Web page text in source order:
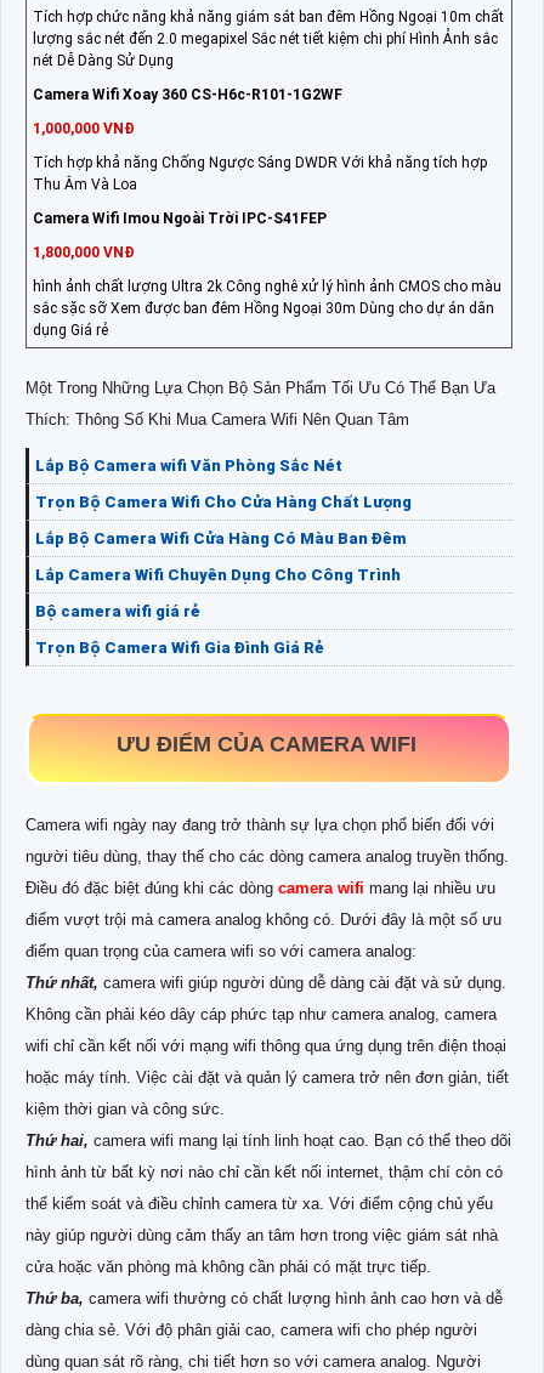
Tích hợp chức năng khả năng giám sát ban đêm Hồng Ngoại 10m chất
lượng sắc nét đến 2.0 megapixel Sắc nét tiết kiệm chi phí Hình Ảnh sắc
nét Dễ Dàng Sử Dụng
Camera Wifi Xoay 360 CS-H6c-R101-1G2WF
1,000,000 VNĐ
Tích hợp khả năng Chống Ngược Sáng DWDR Với khả năng tích hợp
Thu Âm Và Loa
Camera Wifi Imou Ngoài Trời IPC-S41FEP
1,800,000 VNĐ
hình ảnh chất lượng Ultra 2k Công nghê xử lý hình ảnh CMOS cho màu
sắc sặc sỡ Xem được ban đêm Hồng Ngoại 30m Dùng cho dự án dân
dụng Giá rẻ
Một Trong Những Lựa Chọn Bộ Sản Phẩm Tối Ưu Có Thể Bạn Ưa
Thích: Thông Số Khi Mua Camera Wifi Nên Quan Tâm
Lắp Bộ Camera wifi Văn Phòng Sắc Nét
Trọn Bộ Camera Wifi Cho Cửa Hàng Chất Lượng
Lắp Bộ Camera Wifi Cửa Hàng Có Màu Ban Đêm
Lắp Camera Wifi Chuyên Dụng Cho Công Trình
Bộ camera wifi giá rẻ
Trọn Bộ Camera Wifi Gia Đình Giá Rẻ
ƯU ĐIỂM CỦA CAMERA WIFI
Camera wifi ngày nay đang trở thành sự lựa chọn phổ biến đối với
người tiêu dùng, thay thế cho các dòng camera analog truyền thống.
Điều đó đặc biệt đúng khi các dòng camera wifi mang lại nhiều ưu
điểm vượt trội mà camera analog không có. Dưới đây là một số ưu
điểm quan trọng của camera wifi so với camera analog:
Thứ nhất, camera wifi giúp người dùng dễ dàng cài đặt và sử dụng.
Không cần phải kéo dây cáp phức tạp như camera analog, camera
wifi chỉ cần kết nối với mạng wifi thông qua ứng dụng trên điện thoại
hoặc máy tính. Việc cài đặt và quản lý camera trở nên đơn giản, tiết
kiệm thời gian và công sức.
Thứ hai, camera wifi mang lại tính linh hoạt cao. Bạn có thể theo dõi
hình ảnh từ bất kỳ nơi nào chỉ cần kết nối internet, thậm chí còn có
thể kiểm soát và điều chỉnh camera từ xa. Với điểm cộng chủ yếu
này giúp người dùng cảm thấy an tâm hơn trong việc giám sát nhà
cửa hoặc văn phòng mà không cần phải có mặt trực tiếp.
Thứ ba, camera wifi thường có chất lượng hình ảnh cao hơn và dễ
dàng chia sẻ. Với độ phân giải cao, camera wifi cho phép người
dùng quan sát rõ ràng, chi tiết hơn so với camera analog. Người